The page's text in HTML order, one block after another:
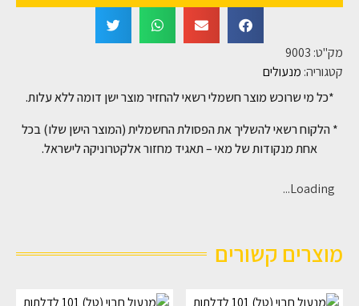
מק"ט: 9003
קטגוריה: מנעולים
*כל מי שרוכש מוצר חשמלי רשאי להחזיר מוצר ישן דומה ללא עלות.
* הלקוח רשאי להשליך את הפסולת החשמלית (המוצר הישן שלו) בכל
אחת מנקודות של מאי – תאגיד מחזור אלקטרוניקה לישראל.
Loading...
מוצרים קשורים